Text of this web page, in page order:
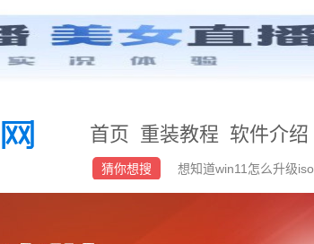
首页 重装教程 软件介绍
猜你想搜 想知道win11怎么升级iso